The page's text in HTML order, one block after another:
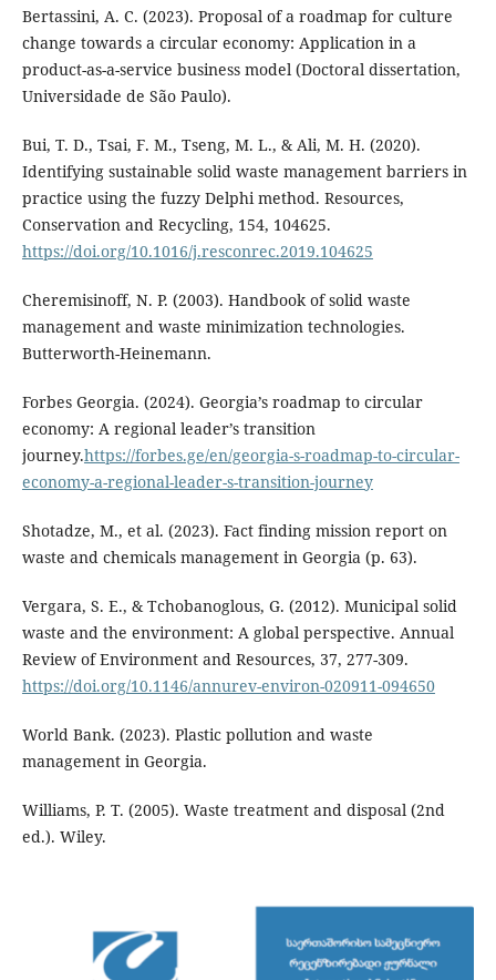
Bertassini, A. C. (2023). Proposal of a roadmap for culture
change towards a circular economy: Application in a
product-as-a-service business model (Doctoral dissertation,
Universidade de São Paulo).
Bui, T. D., Tsai, F. M., Tseng, M. L., & Ali, M. H. (2020).
Identifying sustainable solid waste management barriers in
practice using the fuzzy Delphi method. Resources,
Conservation and Recycling, 154, 104625.
https://doi.org/10.1016/j.resconrec.2019.104625
Cheremisinoff, N. P. (2003). Handbook of solid waste
management and waste minimization technologies.
Butterworth-Heinemann.
Forbes Georgia. (2024). Georgia’s roadmap to circular
economy: A regional leader’s transition
journey.https://forbes.ge/en/georgia-s-roadmap-to-circular-
economy-a-regional-leader-s-transition-journey
Shotadze, M., et al. (2023). Fact finding mission report on
waste and chemicals management in Georgia (p. 63).
Vergara, S. E., & Tchobanoglous, G. (2012). Municipal solid
waste and the environment: A global perspective. Annual
Review of Environment and Resources, 37, 277-309.
https://doi.org/10.1146/annurev-environ-020911-094650
World Bank. (2023). Plastic pollution and waste
management in Georgia.
Williams, P. T. (2005). Waste treatment and disposal (2nd
ed.). Wiley.